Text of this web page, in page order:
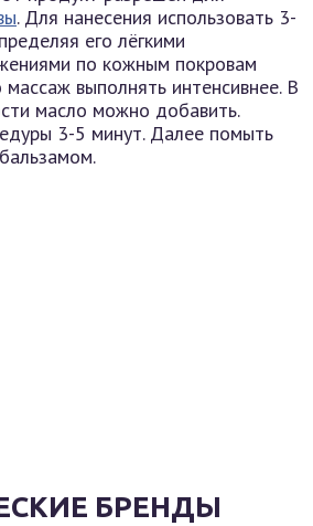
. Для нанесения использовать 3-
его лёгкими
по кожным покровам
выполнять интенсивнее. В
масло можно добавить.
3-5 минут. Далее помыть
БРЕНДЫ